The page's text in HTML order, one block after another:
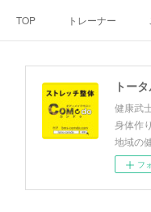
TOP トレーナー
お客様の声
トー
健康武
身体作
地域の
フ